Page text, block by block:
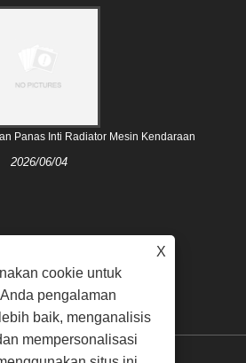
Panas Inti Radiator Mesin Kendaraan
2026/06/04
X
cookie untuk
pengalaman
baik, menganalisis
mempersonalisasi